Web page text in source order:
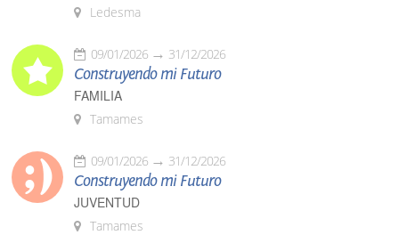
Ledesma
09/01/2026 31/12/2026
Construyendo mi Futuro
FAMILIA
Tamames
09/01/2026 31/12/2026
Construyendo mi Futuro
JUVENTUD
Tamames